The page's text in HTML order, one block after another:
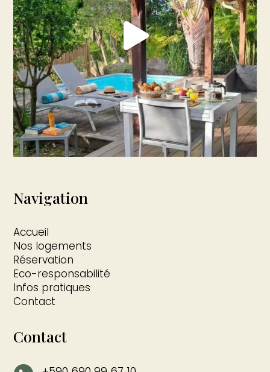
Navigation
Accueil
Nos logements
Réservation
Eco-responsabilité
Infos pratiques
Contact
Contact